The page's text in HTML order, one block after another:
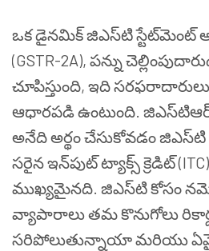
ఒక డైనమిక్ జిఎస్‌టి
(GSTR-2A), పన్ను
చూపిస్తుంది, ఇది
ఆధారపడి ఉంటుంది.
అనేది అర్థం చేసుకోవడం
సరైన ఇన్‌పుట్ ట్యాక్స్ క్రెడిట్
ముఖ్యమైనది. జిఎస్‌టి కోసం
వ్యాపారాలు తమ కొనుగోలు
సరిపోలుతున్నాయా మరియు